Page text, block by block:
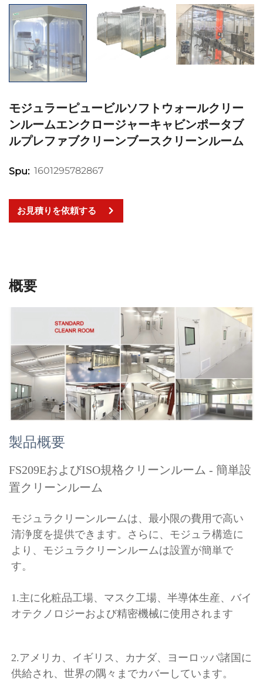
モジュラーピュービルソフトウォールクリー
ンルームエンクロージャーキャビンポータブ
ルプレファブクリーンブースクリーンルーム
Spu: 1601295782867
お見積りを依頼する
概要
製品概要
FS209EおよびISO規格クリーンルーム - 簡単設
置クリーンルーム
モジュラクリーンルームは、最小限の費用で高い
清浄度を提供できます。さらに、モジュラ構造に
より、モジュラクリーンルームは設置が簡単で
す。
1.主に化粧品工場、マスク工場、半導体生産、バイ
オテクノロジーおよび精密機械に使用されます
2.アメリカ、イギリス、カナダ、ヨーロッパ諸国に
供給され、世界の隅々までカバーしています。